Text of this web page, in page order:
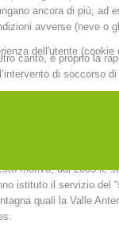
ancora di più, ad
avverse (neve o
canto, è proprio la
di soccorso
morivo, dal 2005 le
istituto il servizio del
quali la Valle
dell'utente